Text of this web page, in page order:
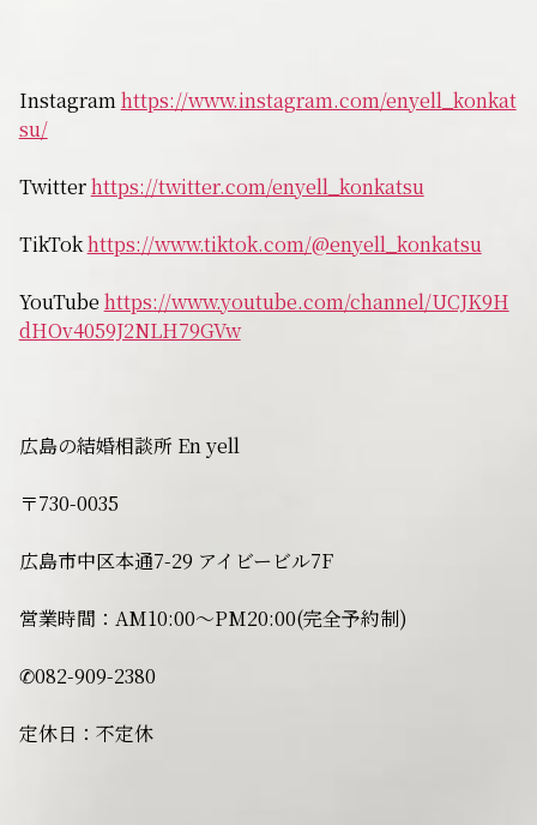
Instagramhttps://www.instagram.com/enyell_konkat
su/
Twitterhttps://twitter.com/enyell_konkatsu
TikTokhttps://www.tiktok.com/@enyell_konkatsu
YouTube https://www.youtube.com/channel/UCJK9H
dHOv4059J2NLH79GVw
広島の結婚相談所 En yell
〒730-0035
広島市中区本通7-29 アイビービル7F
営業時間：AM10:00〜PM20:00(完全予約制)
✆082-909-2380
定休日：不定休